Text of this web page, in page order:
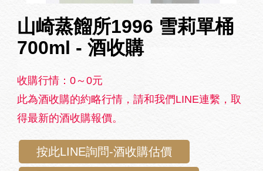
山崎蒸餾所1996 雪莉單桶
700ml - 酒收購
收購行情：0～0元
此為酒收購的約略行情，請和我們LINE連繫，取
得最新的酒收購報價。
按此LINE詢問-酒收購估價